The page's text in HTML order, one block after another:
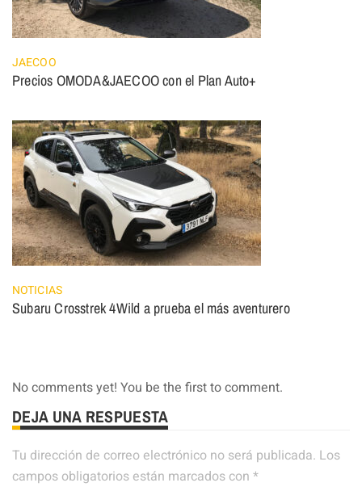
JAECOO
Precios OMODA&JAECOO con el Plan Auto+
NOTICIAS
Subaru Crosstrek 4Wild a prueba el más aventurero
No comments yet! You be the first to comment.
DEJA UNA RESPUESTA
Tu dirección de correo electrónico no será publicada. Los
campos obligatorios están marcados con *